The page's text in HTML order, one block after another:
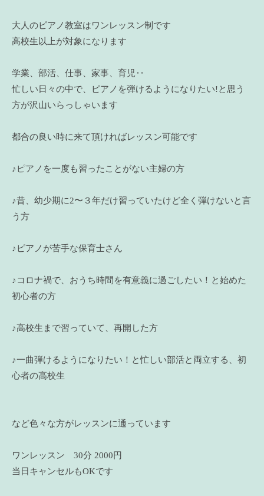
大人のピアノ教室はワンレッスン制です
高校生以上が対象になります
学業、部活、仕事、家事、育児‥
忙しい日々の中で、ピアノを弾けるようになりたい!と思う
方が沢山いらっしゃいます
都合の良い時に来て頂ければレッスン可能です
♪ピアノを一度も習ったことがない主婦の方
♪昔、幼少期に2〜３年だけ習っていたけど全く弾けないと言
う方
♪ピアノが苦手な保育士さん
♪コロナ禍で、おうち時間を有意義に過ごしたい！と始めた
初心者の方
♪高校生まで習っていて、再開した方
♪一曲弾けるようになりたい！と忙しい部活と両立する、初
心者の高校生
など色々な方がレッスンに通っています
ワンレッスン 30分 2000円
当日キャンセルもOKです